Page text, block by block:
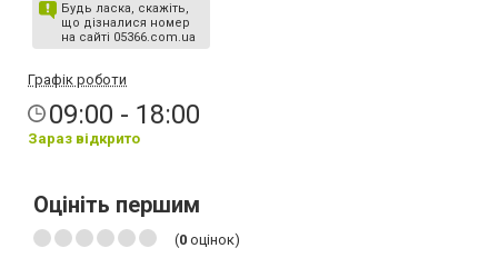
Будь ласка, скажіть,
що дізналися номер
на сайті 05366.com.ua
Графік роботи
09:00 - 18:00
Зараз відкрито
Оцініть першим
(0 оцінок)